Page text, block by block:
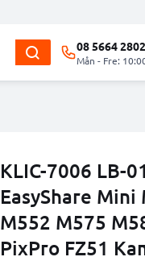
08 5664 2802
Mån - Fre:
KLIC-7006 LB-
EasyShare
M552 M575
PixPro FZ51